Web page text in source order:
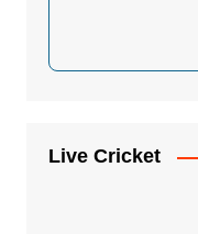
Live Cricket